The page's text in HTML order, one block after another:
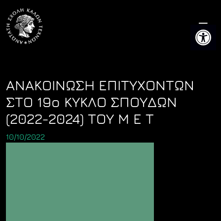
content
ΑΝΑΚΟΙΝΩΣΗ ΕΠΙΤΥΧΟΝΤΩΝ
ΣΤΟ 19ο ΚΥΚΛΟ ΣΠΟΥΔΩΝ
(2022-2024) ΤΟΥ Μ Ε Τ
10/10/2022